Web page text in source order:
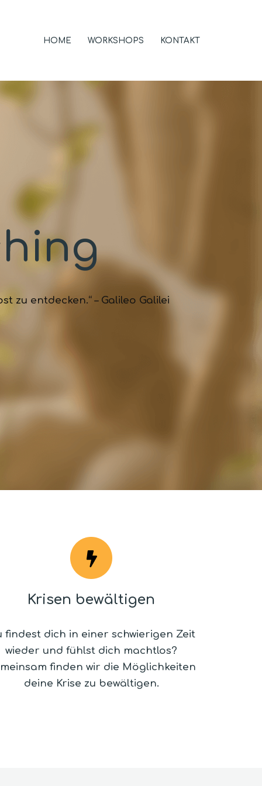
HOME WORKSHOPS KONTAKT
zu entdecken.“ – Galileo Galilei
Krisen bewältigen
findest dich in einer schwierigen Zeit
wieder und fühlst dich machtlos?
finden wir die Möglichkeiten
deine Krise zu bewältigen.